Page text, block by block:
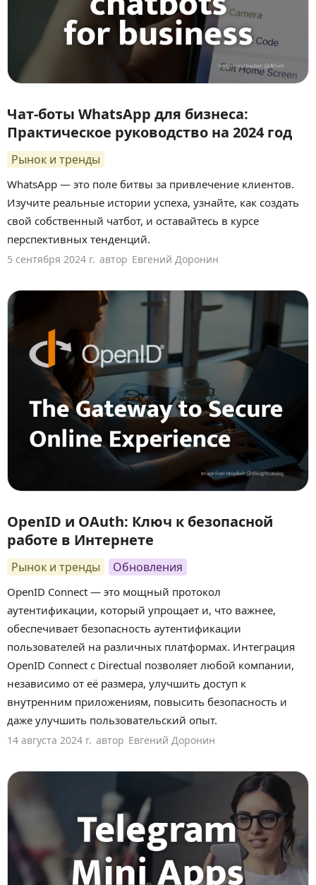
Чат-боты WhatsApp для бизнеса:
Практическое руководство на 2024 год
Рынок и тренды
WhatsApp — это поле битвы за привлечение клиентов.
Изучите реальные истории успеха, узнайте, как создать
свой собственный чатбот, и оставайтесь в курсе
перспективных тенденций.
5 сентября 2024 г. автор Евгений Доронин
OpenID и OAuth: Ключ к безопасной
работе в Интернете
Рынок и тренды Обновления
OpenID Connect — это мощный протокол
аутентификации, который упрощает и, что важнее,
обеспечивает безопасность аутентификации
пользователей на различных платформах. Интеграция
OpenID Connect с Directual позволяет любой компании,
независимо от её размера, улучшить доступ к
внутренним приложениям, повысить безопасность и
даже улучшить пользовательский опыт.
14 августа 2024 г. автор Евгений Доронин